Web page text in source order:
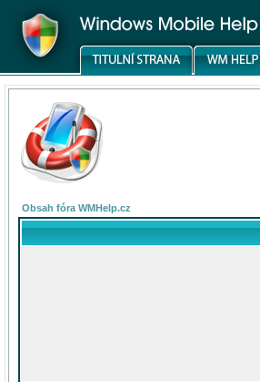
Obsah fóra WMHelp.cz